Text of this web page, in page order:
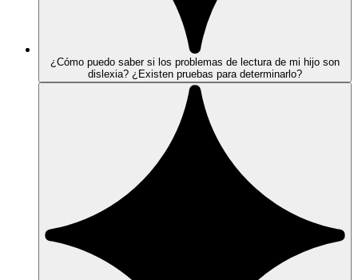
¿Cómo puedo saber si los problemas de lectura de mi hijo son
dislexia? ¿Existen pruebas para determinarlo?